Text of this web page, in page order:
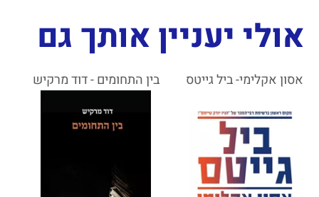
אולי יעניין אותך גם
אסון אקלימי- ביל גייטס בין התחומים - דוד מרקיש